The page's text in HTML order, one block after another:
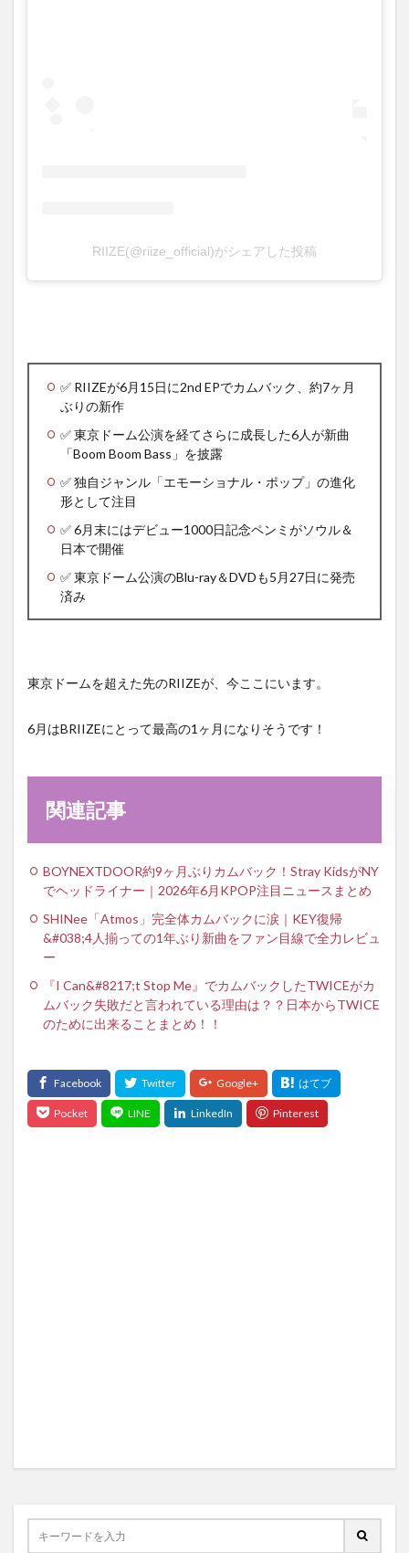
RIIZE(@riize_official)がシェアした投稿
✅ RIIZEが6月15日に2nd EPでカムバック、約7ヶ月
ぶりの新作
✅ 東京ドーム公演を経てさらに成長した6人が新曲
「Boom Boom Bass」を披露
✅ 独自ジャンル「エモーショナル・ポップ」の進化
形として注目
✅ 6月末にはデビュー1000日記念ペンミがソウル＆
日本で開催
✅ 東京ドーム公演のBlu-ray＆DVDも5月27日に発売
済み
東京ドームを超えた先のRIIZEが、今ここにいます。
6月はBRIIZEにとって最高の1ヶ月になりそうです！
関連記事
BOYNEXTDOOR約9ヶ月ぶりカムバック！Stray KidsがNY
でヘッドライナー｜2026年6月KPOP注目ニュースまとめ
SHINee「Atmos」完全体カムバックに涙｜KEY復帰
&#038;4人揃っての1年ぶり新曲をファン目線で全力レビュ
ー
『I Can&#8217;t Stop Me』でカムバックしたTWICEがカ
ムバック失敗だと言われている理由は？？日本からTWICE
のために出来ることまとめ！！